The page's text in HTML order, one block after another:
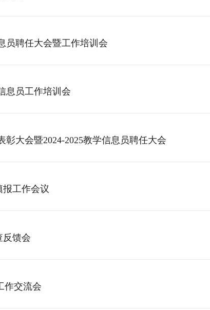
员聘任大会暨工作培训会
息员工作培训会
彰大会暨2024-2025教学信息员聘任大会
报工作会议
反馈会
作交流会